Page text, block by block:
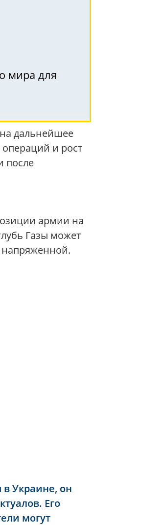
мира для
дальнейшее
и рост
после
армии на
Газы может
напряженной.
Украине, он
Его
могут